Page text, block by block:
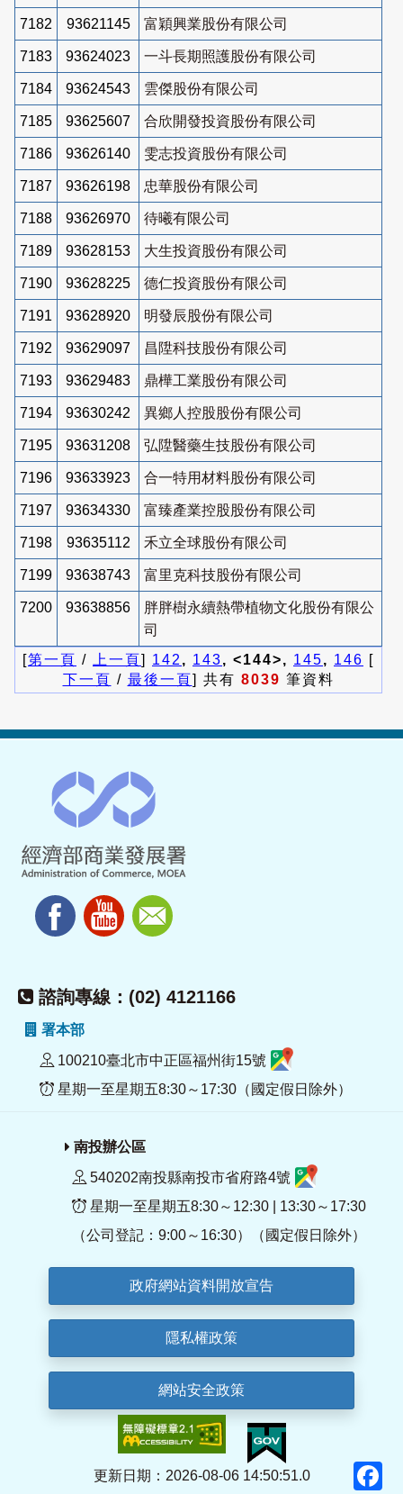
7182 93621145 富穎興業股份有限公司
7183 93624023 一斗長期照護股份有限公司
7184 93624543 雲傑股份有限公司
7185 93625607 合欣開發投資股份有限公司
7186 93626140 雯志投資股份有限公司
7187 93626198 忠華股份有限公司
7188 93626970 待曦有限公司
7189 93628153 大生投資股份有限公司
7190 93628225 德仁投資股份有限公司
7191 93628920 明發辰股份有限公司
7192 93629097 昌陞科技股份有限公司
7193 93629483 鼎樺工業股份有限公司
7194 93630242 異鄉人控股股份有限公司
7195 93631208 弘陞醫藥生技股份有限公司
7196 93633923 合一特用材料股份有限公司
7197 93634330 富臻產業控股股份有限公司
7198 93635112 禾立全球股份有限公司
7199 93638743 富里克科技股份有限公司
7200 93638856
胖胖樹永續熱帶植物文化股份有限公
司
[第一頁 / 上一頁] 142 , 143, <144>, 145, 146 [
下一頁 / 最後一頁] 共有 8039 筆資料
諮詢專線：(02) 4121166
署本部
100210臺北市中正區福州街15號
星期一至星期五8:30～17:30（國定假日除外）
南投辦公區
540202南投縣南投市省府路4號
星期一至星期五8:30～12:30 | 13:30～17:30
（公司登記：9:00～16:30）（國定假日除外）
政府網站資料開放宣告
隱私權政策
網站安全政策
更新日期：2026-08-06 14:50:51.0